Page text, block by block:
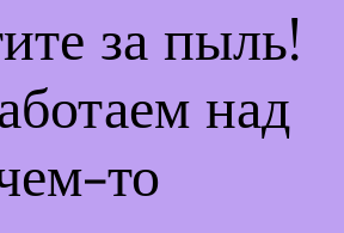
за пыль!
над
то